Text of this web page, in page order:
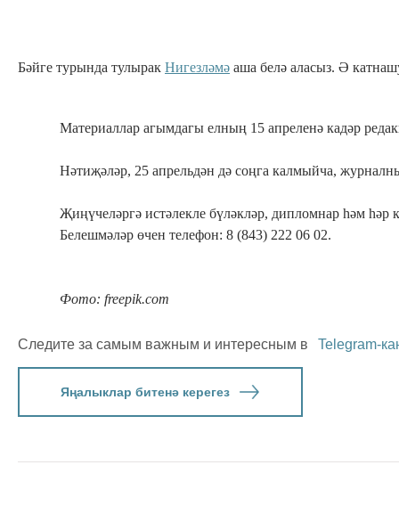
Бәйге турында тулырак Нигезләмә аша белә аласыз. Ә
Материаллар агымдагы елның 15 апреленә кадәр
Нәтиҗәләр, 25 апрельдән дә соңга калмыйча,
Җиңүчеләргә истәлекле бүләкләр, дипломнар һәм
Белешмәләр өчен телефон: 8 (843) 222 06 02.
Фото: freepik.com
Следите за самым важным и интересным в Telegram-
Яңалыклар битенә керегез